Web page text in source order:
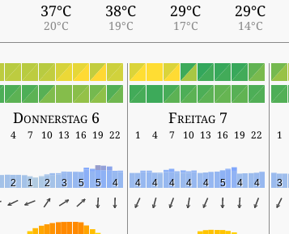
37°C
20°C
38°C
19°C
29°C
17°C
29°C
14°C
Donnerstag 6 Freitag 7
4 7 10 13 16 19 22 1 4 7 10 13 16 19 22 1
2 1 2 3 5 5 4 4 4 4 4 4 5 4 4 3